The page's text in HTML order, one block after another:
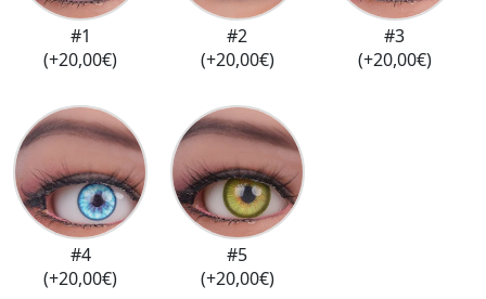
#1
(+20,00€)
#2
(+20,00€)
#3
(+20,00€)
#4
(+20,00€)
#5
(+20,00€)